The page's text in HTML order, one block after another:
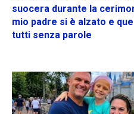
suocera durante la
mio padre si è alzato e
tutti senza parole